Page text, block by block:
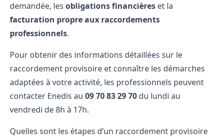
demandée, les obligations financières et la
facturation propre aux raccordements
professionnels.
Pour obtenir des informations détaillées sur le
raccordement provisoire et connaître les démarches
adaptées à votre activité, les professionnels peuvent
contacter Enedis au 09​ 70​ 83​ 29​ 70 du lundi au
vendredi de 8h à 17h.
Quelles sont les étapes d’un raccordement provisoire